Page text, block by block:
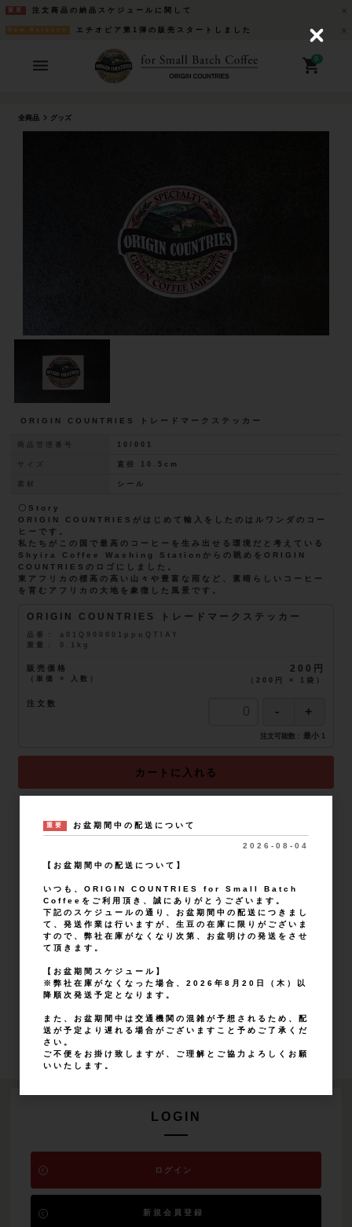
注文商品の納品スケジュールに関して
New Release エチオピア第1弾の販売スタートしました
0
全商品 グッズ
ORIGIN COUNTRIES トレードマークステッカー
商品管理番号 10/001
サイズ 直径 10.5cm
素材 シール
〇Story
ORIGIN COUNTRIESがはじめて輸入をしたのはルワンダのコー
ヒーです。
私たちがこの国で最高のコーヒーを生み出せる環境だと考えている
Shyira Coffee Washing Stationからの眺めをORIGIN
COUNTRIESのロゴにしました。
東アフリカの標高の高い山々や豊富な雨など、素晴らしいコーヒー
を育むアフリカの大地を象徴した風景です。
ORIGIN COUNTRIES トレードマークステッカー
品番
a01Q900001ppuQTIAY
0.1kg
販売価格
（単価 × 入数）
200円
（ 200円 × 1 袋 ）
注文数
注文可能数 最小
カートに入れる
おすすめ商品
Kenya Kaguyu Washed(25/26
年クロップ)
Rwanda Kilimbi Natural(24/25
年クロップ)
Kenya
すべてのおすすめ商品を見る
LOGIN
ログイン
新規会員登録
重要 お盆期間中の配送について
2026-08-04
【お盆期間中の配送について】
いつも、ORIGIN COUNTRIES for Small Batch
Coffeeをご利用頂き、誠にありがとうございます。
下記のスケジュールの通り、お盆期間中の配送につきまし
て、発送作業は行いますが、生豆の在庫に限りがございま
すので、弊社在庫がなくなり次第、お盆明けの発送をさせ
て頂きます。
【お盆期間スケジュール】
※弊社在庫がなくなった場合、2026年8月20日（木）以
降順次発送予定となります。
また、お盆期間中は交通機関の混雑が予想されるため、配
送が予定より遅れる場合がございますこと予めご了承くだ
さい。
ご不便をお掛け致しますが、ご理解とご協力よろしくお願
いいたします。
C
o
s
e